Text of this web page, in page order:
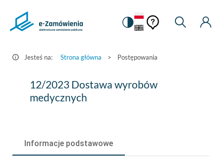
Postępowania
Zamówienia.gov.pl
Zmiana
na
kontrastową
Pomoc
kontekstowa
Pomoc
Moje
Jesteś na: Strona główna > Postępowania
12/2023
Dostawa
12/2023 Dostawa wyrobów
medycznych
Informacje podstawowe